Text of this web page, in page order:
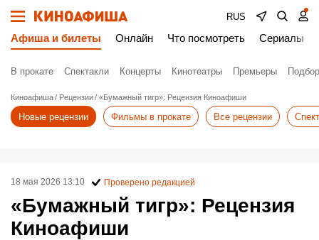
RUS
Афиша и билеты Онлайн Что посмотреть Сериалы
В прокате Спектакли Концерты Кинотеатры Премьеры
Киноафиша Рецензии «Бумажный тигр»: Рецензия Киноафиши
Новые рецензии Фильмы в прокате Все рецензии
«Бумажный тигр»: Рецензия
Киноафиши
18 мая 2026 13:10 Проверено редакцией